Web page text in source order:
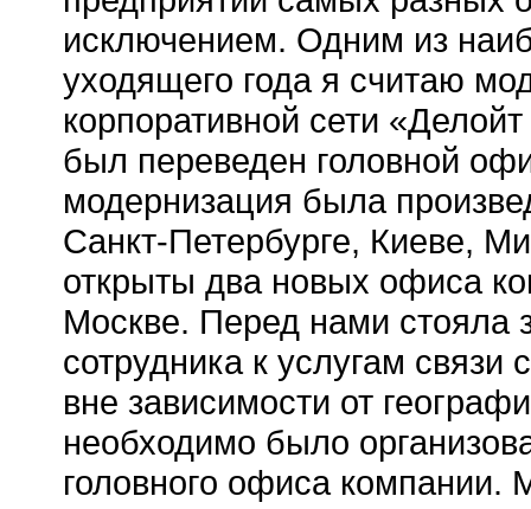
исключением. Одним из
уходящего года я считаю
корпоративной сети
был переведен головной
модернизация была
Санкт-Петербурге, Киеве,
открыты два новых офиса
Москве. Перед нами стояла
сотрудника к услугам
вне зависимости от
необходимо было
головного офиса